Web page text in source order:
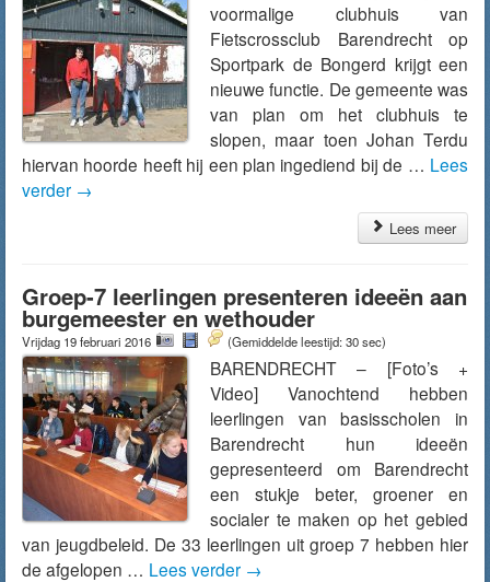
voormalige clubhuis van
Fietscrossclub Barendrecht op
Sportpark de Bongerd krijgt een
nieuwe functie. De gemeente was
van plan om het clubhuis te
slopen, maar toen Johan Terdu
hiervan hoorde heeft hij een plan ingediend bij de … Lees
verder →
Lees meer
Groep-7 leerlingen presenteren ideeën aan
burgemeester en wethouder
Vrijdag 19 februari 2016 (Gemiddelde leestijd: 30 sec)
BARENDRECHT – [Foto’s +
Video] Vanochtend hebben
leerlingen van basisscholen in
Barendrecht hun ideeën
gepresenteerd om Barendrecht
een stukje beter, groener en
socialer te maken op het gebied
van jeugdbeleid. De 33 leerlingen uit groep 7 hebben hier
de afgelopen … Lees verder →